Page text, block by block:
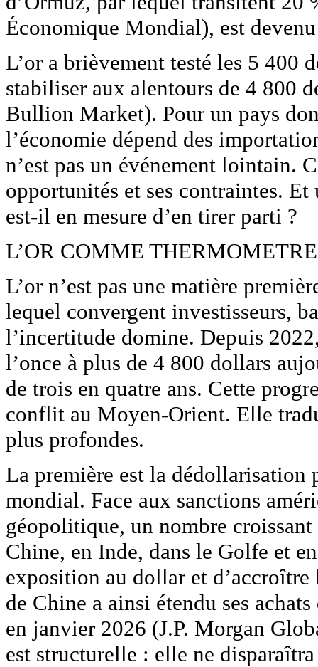
Économique Mondial), est
L’or a brièvement testé les 5 400
stabiliser aux alentours de 4 800
Bullion Market). Pour un pays
l’économie dépend des
n’est pas un événement lointain.
opportunités et ses contraintes.
est-il en mesure d’en tirer parti ?
L’OR COMME
L’or n’est pas une matière
lequel convergent investisseurs,
l’incertitude domine. Depuis
l’once à plus de 4 800 dollars
de trois en quatre ans. Cette
conflit au Moyen-Orient. Elle
plus profondes.
La première est la dédollarisation
mondial. Face aux sanctions
géopolitique, un nombre
Chine, en Inde, dans le Golfe et
exposition au dollar et
de Chine a ainsi étendu ses
en janvier 2026 (J.P. Morgan
est structurelle : elle ne